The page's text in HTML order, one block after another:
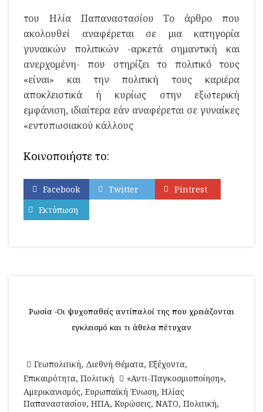
του Ηλία Παπαναστασίου Το άρθρο που
ακολουθεί αναφέρεται σε μια κατηγορία
γυναικών πολιτικών -αρκετά σημαντική και
ανερχομένη- που στηρίζει το πολιτικό τους
«είναι» και την πολιτική τους καριέρα
αποκλειστικά ή κυρίως στην εξωτερική
εμφάνιση, ιδιαίτερα εάν αναφέρεται σε γυναίκες
«εντυπωσιακού κάλλους
Κοινοποιήστε το:
Facebook Twitter
Pintrest
Εκτύπωση
Ρωσία -Οι ψυχοπαθείς αντίπαλοί της που χρειάζονται
εγκλεισμό και τι άθελα πέτυχαν
Γεωπολιτική, Διεθνή Θέματα, Εξέχοντα,
Επικαιρότητα, Πολιτική «Αντι-Παγκοσμιοποίηση»,
Αμερικανισμός, Ευρωπαϊκή Ένωση, Ηλίας
Παπαναστασίου, ΗΠΑ, Κυρώσεις, ΝΑΤΟ, Πολιτική,